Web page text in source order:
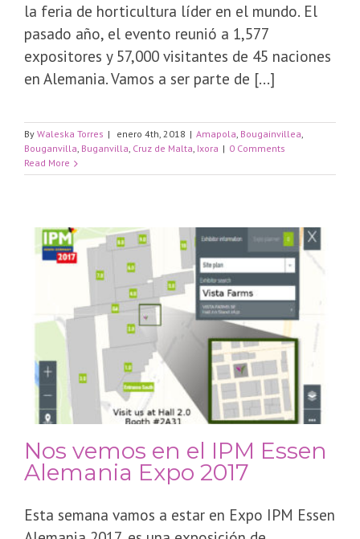
la feria de horticultura líder en el mundo. El
pasado año, el evento reunió a 1,577
expositores y 57,000 visitantes de 45 naciones
en Alemania. Vamos a ser parte de [...]
By Waleska Torres | enero 4th, 2018 | Amapola, Bougainvillea,
Bouganvilla, Buganvilla, Cruz de Malta, Ixora | 0 Comments
Read More
Nos vemos en el IPM Essen
Alemania Expo 2017
Esta semana vamos a estar en Expo IPM Essen